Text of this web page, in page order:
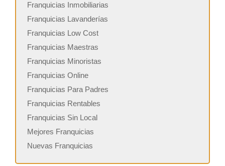
Franquicias Inmobiliarias
Franquicias Lavanderías
Franquicias Low Cost
Franquicias Maestras
Franquicias Minoristas
Franquicias Online
Franquicias Para Padres
Franquicias Rentables
Franquicias Sin Local
Mejores Franquicias
Nuevas Franquicias